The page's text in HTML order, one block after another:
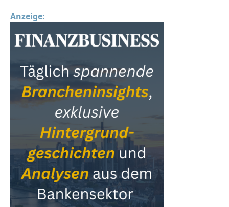
Anzeige: